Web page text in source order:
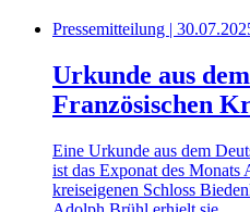
Pressemitteilung |
Urkunde aus
Französischen
Eine Urkunde aus dem
ist das Exponat des
kreiseigenen Schloss